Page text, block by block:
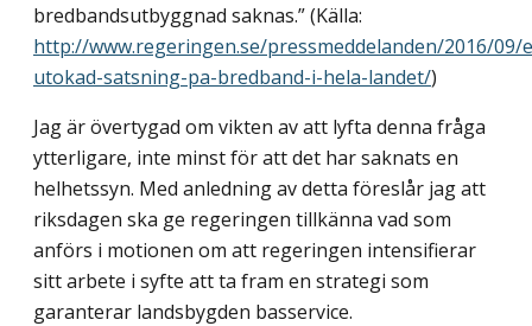
bredbandsutbyggnad saknas.” (Källa:
http://www.regeringen.se/pressmeddelanden/2016/09/
utokad-satsning-pa-bredband-i-hela-landet/)
Jag är övertygad om vikten av att lyfta denna fråga
ytterligare, inte minst för att det har saknats en
helhetssyn. Med anledning av detta föreslår jag att
riksdagen ska ge regeringen tillkänna vad som
anförs i motionen om att regeringen intensifierar
sitt arbete i syfte att ta fram en strategi som
garanterar landsbygden basservice.